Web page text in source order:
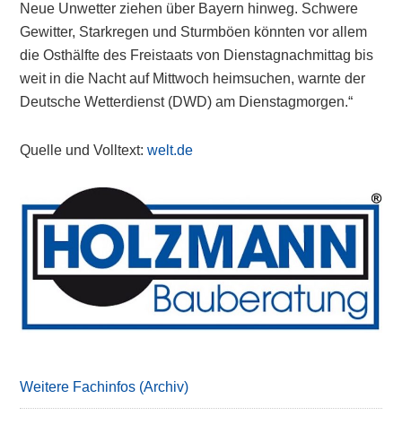
Neue Unwetter ziehen über Bayern hinweg. Schwere
Gewitter, Starkregen und Sturmböen könnten vor allem
die Osthälfte des Freistaats von Dienstagnachmittag bis
weit in die Nacht auf Mittwoch heimsuchen, warnte der
Deutsche Wetterdienst (DWD) am Dienstagmorgen.“
Quelle und Volltext:welt.de
Primary
Sidebar
Weitere Fachinfos (Archiv)